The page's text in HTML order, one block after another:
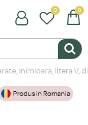
0 0
Inimioara, litera V,
Produs in Romania